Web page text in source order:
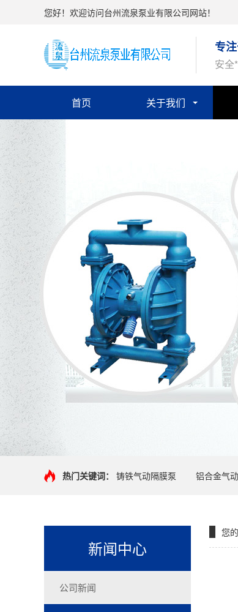
您好！欢迎访问台州流泉泵业有限公司网站！
专
安全
首页 关于我们
热门关键词： 铸铁气动隔膜泵 铝合金气
新闻中心
公司新闻
您